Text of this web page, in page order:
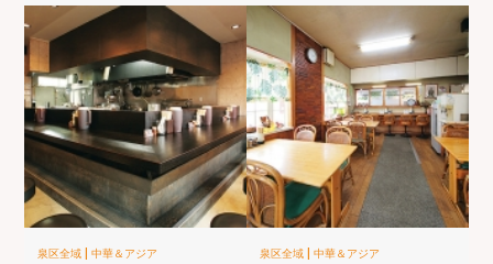
泉区全域 |中華＆アジア 泉区全域 | 中華＆アジア